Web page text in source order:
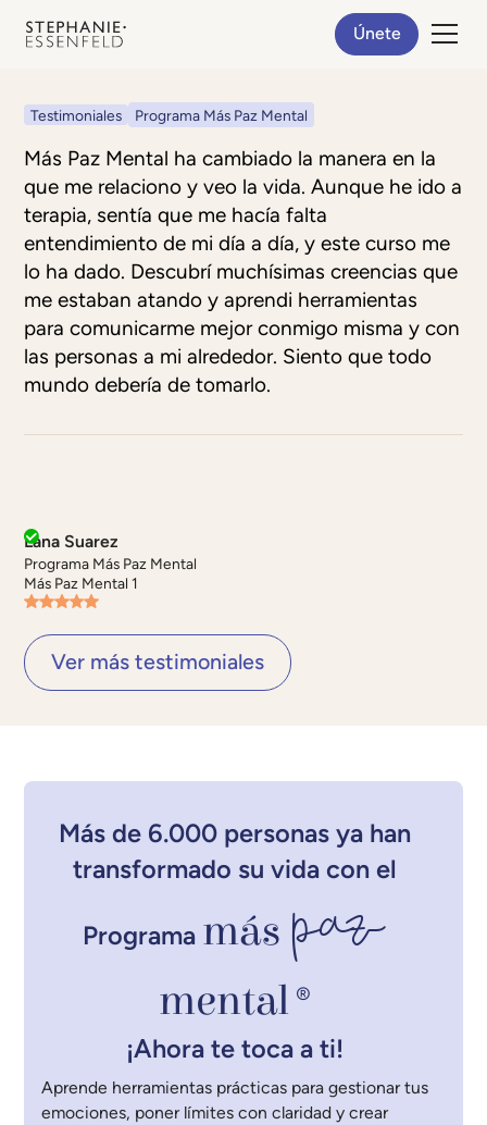
Únete
Testimoniales Programa Más Paz Mental
Más Paz Mental ha cambiado la manera en la
que me relaciono y veo la vida. Aunque he ido a
terapia, sentía que me hacía falta
entendimiento de mi día a día, y este curso me
lo ha dado. Descubrí muchísimas creencias que
me estaban atando y aprendi herramientas
para comunicarme mejor conmigo misma y con
las personas a mi alrededor. Siento que todo
mundo debería de tomarlo.
Lana Suarez
Programa Más Paz Mental
Más Paz Mental 1
Ver más testimoniales
Más de 6.000 personas ya han
transformado su vida con el
Programa más paz
mental ®
¡Ahora te toca a ti!
Aprende herramientas prácticas para gestionar tus
emociones, poner límites con claridad y crear